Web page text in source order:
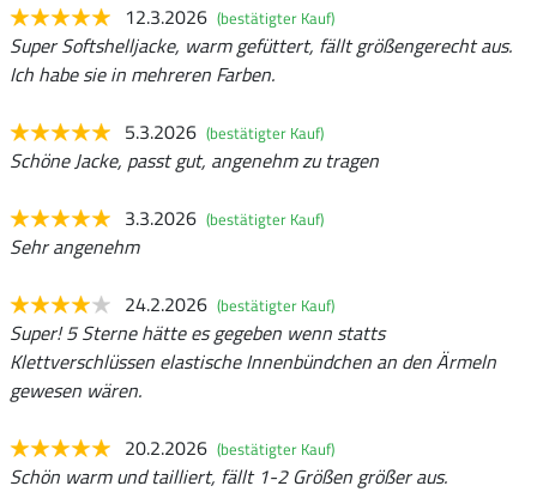
12.3.2026 (bestätigter Kauf)
Super Softshelljacke, warm gefüttert, fällt größengerecht aus.
Ich habe sie in mehreren Farben.
5.3.2026 (bestätigter Kauf)
Schöne Jacke, passt gut, angenehm zu tragen
3.3.2026 (bestätigter Kauf)
Sehr angenehm
24.2.2026 (bestätigter Kauf)
Super! 5 Sterne hätte es gegeben wenn statts
Klettverschlüssen elastische Innenbündchen an den Ärmeln
gewesen wären.
20.2.2026 (bestätigter Kauf)
Schön warm und tailliert, fällt 1-2 Größen größer aus.